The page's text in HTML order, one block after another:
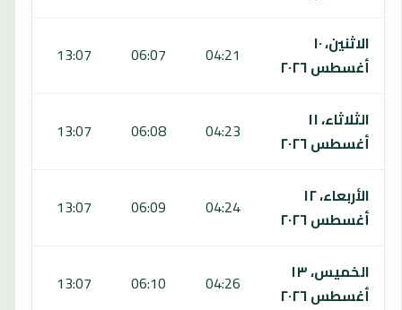
الاثنين، ١٠
أغسطس ٢٠٢٦
04:21
06:07
13:07
الثلاثاء، ١١
أغسطس ٢٠٢٦
04:23
06:08
13:07
الأربعاء، ١٢
أغسطس ٢٠٢٦
04:24
06:09
13:07
الخميس، ١٣
أغسطس ٢٠٢٦
04:26
06:10
13:07